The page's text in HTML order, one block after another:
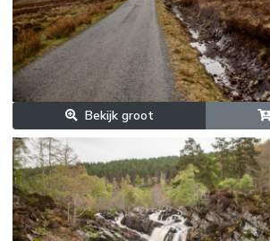
Bekijk groot